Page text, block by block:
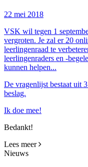
22 mei 2018
VSK wil tegen 1
vergroten. Je zal er 20
leerlingenraad te
leerlingenraders en -
kunnen helpen...
De vragenlijst bestaat uit
beslag.
Ik doe mee!
Bedankt!
Lees meer
Nieuws